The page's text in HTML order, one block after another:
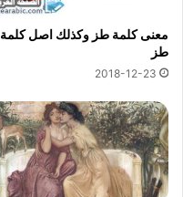
معنى كلمة طز وكذلك اصل كلمة
طز
2018-12-23